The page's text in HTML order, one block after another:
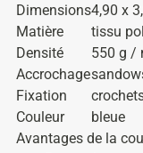
Dimensions4,90 x
Matière
tissu
Densité
550 g /
Accrochage
Fixation
Couleur
bleue
Avantages de la